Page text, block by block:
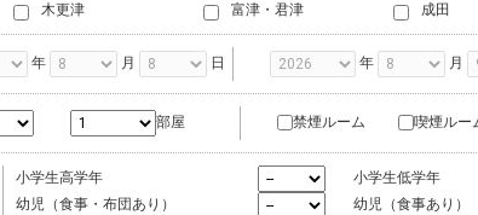
木更津 富津・君津 成田
年 月 日 年 月
部屋 禁煙ルーム 喫煙ルー
小学生高学年
小学生低学年
幼児（食事・布団あり）
幼児（食事あり）